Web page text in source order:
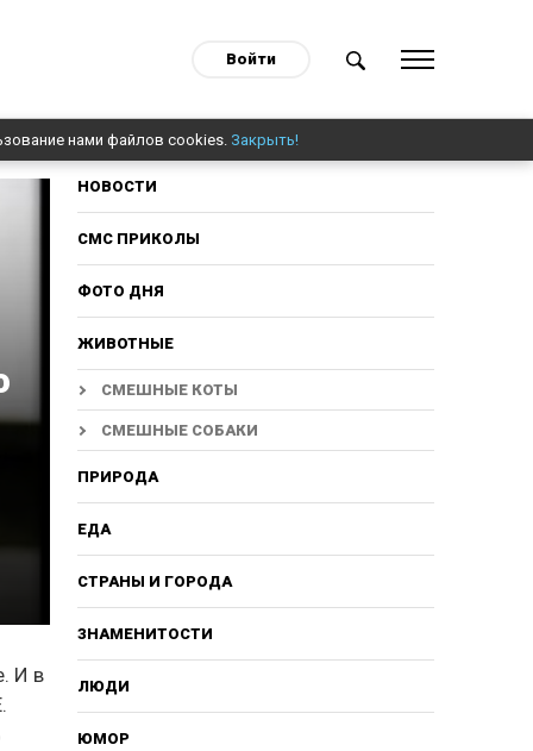
Войти
нами файлов cookies. Закрыть!
И в
НОВОСТИ
СМС ПРИКОЛЫ
ФОТО ДНЯ
ЖИВОТНЫЕ
СМЕШНЫЕ КОТЫ
СМЕШНЫЕ СОБАКИ
ПРИРОДА
ЕДА
СТРАНЫ И ГОРОДА
ЗНАМЕНИТОСТИ
ЛЮДИ
ЮМОР